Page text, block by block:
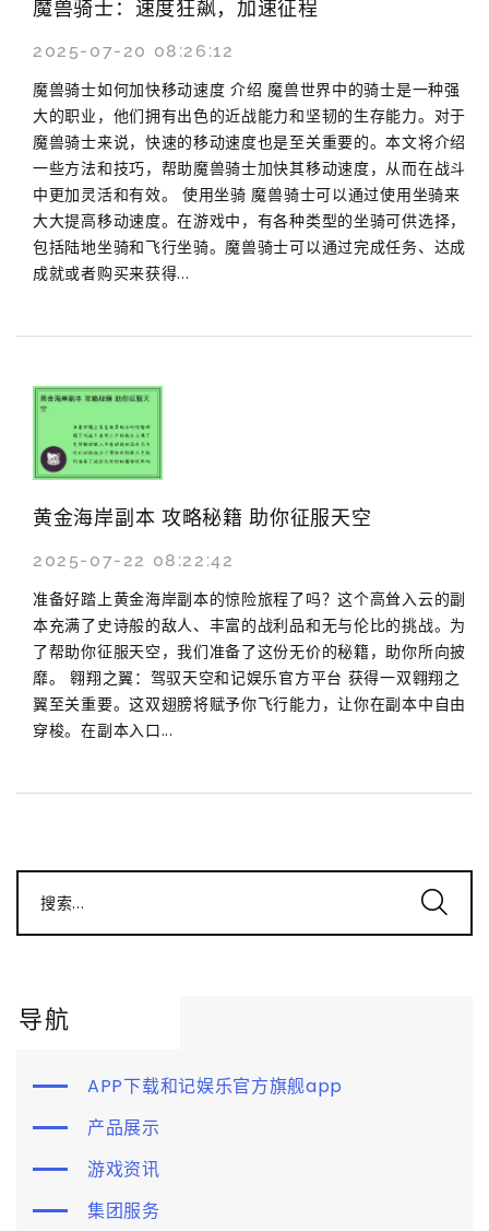
魔兽骑士：速度狂飙，加速征程
2025-07-20 08:26:12
魔兽骑士如何加快移动速度 介绍 魔兽世界中的骑士是一种强
大的职业，他们拥有出色的近战能力和坚韧的生存能力。对于
魔兽骑士来说，快速的移动速度也是至关重要的。本文将介绍
一些方法和技巧，帮助魔兽骑士加快其移动速度，从而在战斗
中更加灵活和有效。 使用坐骑 魔兽骑士可以通过使用坐骑来
大大提高移动速度。在游戏中，有各种类型的坐骑可供选择，
包括陆地坐骑和飞行坐骑。魔兽骑士可以通过完成任务、达成
成就或者购买来获得...
黄金海岸副本 攻略秘籍 助你征服天空
2025-07-22 08:22:42
准备好踏上黄金海岸副本的惊险旅程了吗？这个高耸入云的副
本充满了史诗般的敌人、丰富的战利品和无与伦比的挑战。为
了帮助你征服天空，我们准备了这份无价的秘籍，助你所向披
靡。 翱翔之翼：驾驭天空和记娱乐官方平台 获得一双翱翔之
翼至关重要。这双翅膀将赋予你飞行能力，让你在副本中自由
穿梭。在副本入口...
搜索...
导航
APP下载和记娱乐官方旗舰app
产品展示
游戏资讯
集团服务